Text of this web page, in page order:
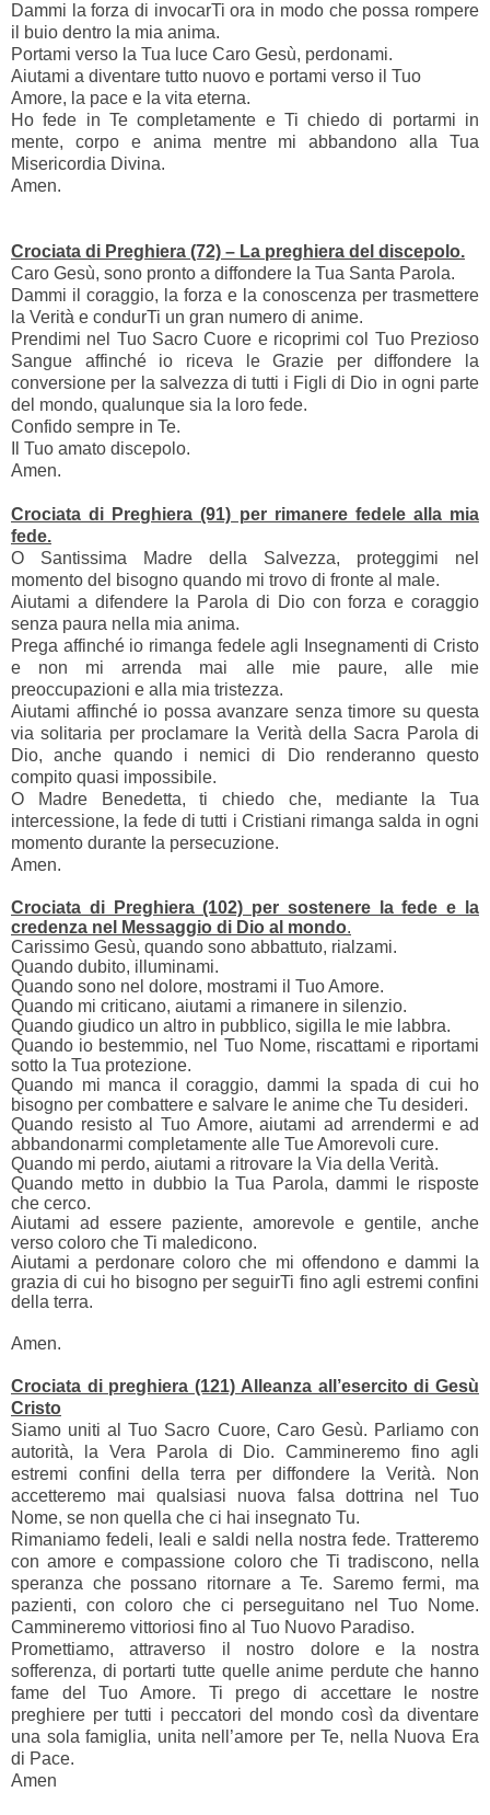
Dammi la forza di invocarTi ora in modo che possa rompere
il buio dentro la mia anima.
Portami verso la Tua luce Caro Gesù, perdonami.
Aiutami a diventare tutto nuovo e portami verso il Tuo
Amore, la pace e la vita eterna.
Ho fede in Te completamente e Ti chiedo di portarmi in
mente, corpo e anima mentre mi abbandono alla Tua
Misericordia Divina.
Amen.
Crociata di Preghiera (72) – La preghiera del discepolo.
Caro Gesù, sono pronto a diffondere la Tua Santa Parola.
Dammi il coraggio, la forza e la conoscenza per trasmettere
la Verità e condurTi un gran numero di anime.
Prendimi nel Tuo Sacro Cuore e ricoprimi col Tuo Prezioso
Sangue affinché io riceva le Grazie per diffondere la
conversione per la salvezza di tutti i Figli di Dio in ogni parte
del mondo, qualunque sia la loro fede.
Confido sempre in Te.
Il Tuo amato discepolo.
Amen.
Crociata di Preghiera (91) per rimanere fedele alla mia
fede.
O Santissima Madre della Salvezza, proteggimi nel
momento del bisogno quando mi trovo di fronte al male.
Aiutami a difendere la Parola di Dio con forza e coraggio
senza paura nella mia anima.
Prega affinché io rimanga fedele agli Insegnamenti di Cristo
e non mi arrenda mai alle mie paure, alle mie
preoccupazioni e alla mia tristezza.
Aiutami affinché io possa avanzare senza timore su questa
via solitaria per proclamare la Verità della Sacra Parola di
Dio, anche quando i nemici di Dio renderanno questo
compito quasi impossibile.
O Madre Benedetta, ti chiedo che, mediante la Tua
intercessione, la fede di tutti i Cristiani rimanga salda in ogni
momento durante la persecuzione.
Amen.
Crociata di Preghiera (102) per sostenere la fede e la
credenza nel Messaggio di Dio al mondo.
Carissimo Gesù, quando sono abbattuto, rialzami.
Quando dubito, illuminami.
Quando sono nel dolore, mostrami il Tuo Amore.
Quando mi criticano, aiutami a rimanere in silenzio.
Quando giudico un altro in pubblico, sigilla le mie labbra.
Quando io bestemmio, nel Tuo Nome, riscattami e riportami
sotto la Tua protezione.
Quando mi manca il coraggio, dammi la spada di cui ho
bisogno per combattere e salvare le anime che Tu desideri.
Quando resisto al Tuo Amore, aiutami ad arrendermi e ad
abbandonarmi completamente alle Tue Amorevoli cure.
Quando mi perdo, aiutami a ritrovare la Via della Verità.
Quando metto in dubbio la Tua Parola, dammi le risposte
che cerco.
Aiutami ad essere paziente, amorevole e gentile, anche
verso coloro che Ti maledicono.
Aiutami a perdonare coloro che mi offendono e dammi la
grazia di cui ho bisogno per seguirTi fino agli estremi confini
della terra.
Amen.
Crociata di preghiera (121) Alleanza all’esercito di Gesù
Cristo
Siamo uniti al Tuo Sacro Cuore, Caro Gesù. Parliamo con
autorità, la Vera Parola di Dio. Cammineremo fino agli
estremi confini della terra per diffondere la Verità. Non
accetteremo mai qualsiasi nuova falsa dottrina nel Tuo
Nome, se non quella che ci hai insegnato Tu.
Rimaniamo fedeli, leali e saldi nella nostra fede. Tratteremo
con amore e compassione coloro che Ti tradiscono, nella
speranza che possano ritornare a Te. Saremo fermi, ma
pazienti, con coloro che ci perseguitano nel Tuo Nome.
Cammineremo vittoriosi fino al Tuo Nuovo Paradiso.
Promettiamo, attraverso il nostro dolore e la nostra
sofferenza, di portarti tutte quelle anime perdute che hanno
fame del Tuo Amore. Ti prego di accettare le nostre
preghiere per tutti i peccatori del mondo così da diventare
una sola famiglia, unita nell’amore per Te, nella Nuova Era
di Pace.
Amen